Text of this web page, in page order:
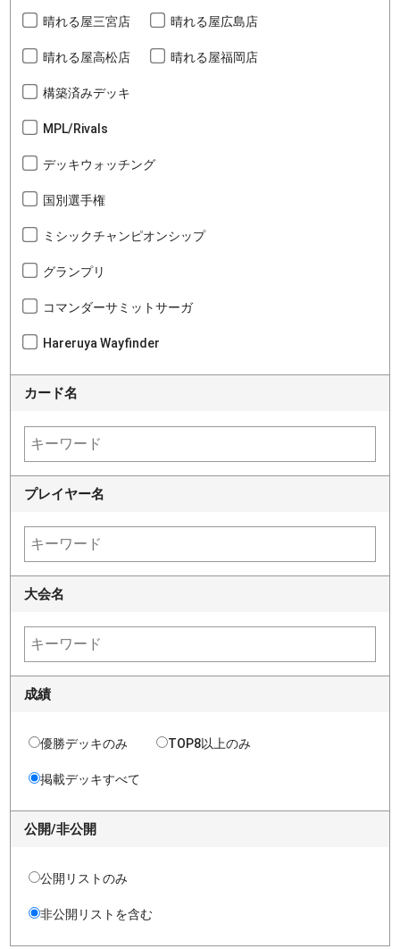
晴れる屋三宮店 晴れる屋広島店
晴れる屋高松店 晴れる屋福岡店
構築済みデッキ
MPL/Rivals
デッキウォッチング
国別選手権
ミシックチャンピオンシップ
グランプリ
コマンダーサミットサーガ
Hareruya Wayfinder
カード名
プレイヤー名
大会名
成績
優勝デッキのみ TOP8以上のみ
掲載デッキすべて
公開/非公開
公開リストのみ
非公開リストを含む